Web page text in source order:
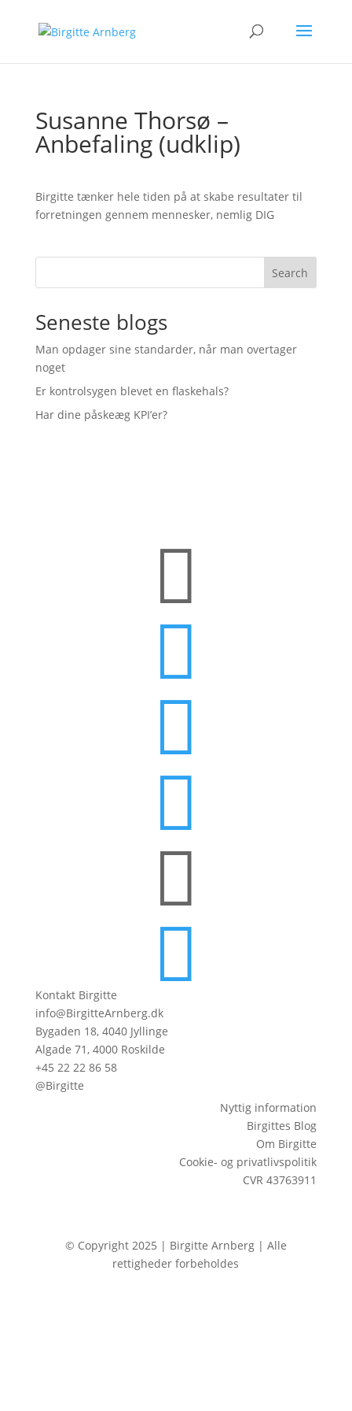
Susanne Thorsø –
Anbefaling (udklip)
Birgitte tænker hele tiden på at skabe resultater til
forretningen gennem mennesker, nemlig DIG
Search
Seneste blogs
Man opdager sine standarder, når man overtager
noget
Er kontrolsygen blevet en flaskehals?
Har dine påskeæg KPI’er?






Kontakt Birgitte
info@BirgitteArnberg.dk
Bygaden 18, 4040 Jyllinge
Algade 71, 4000 Roskilde
+45 22 22 86 58
@Birgitte
Nyttig information
Birgittes Blog
Om Birgitte
Cookie- og privatlivspolitik
CVR 43763911
© Copyright 2025 | Birgitte Arnberg | Alle
rettigheder forbeholdes